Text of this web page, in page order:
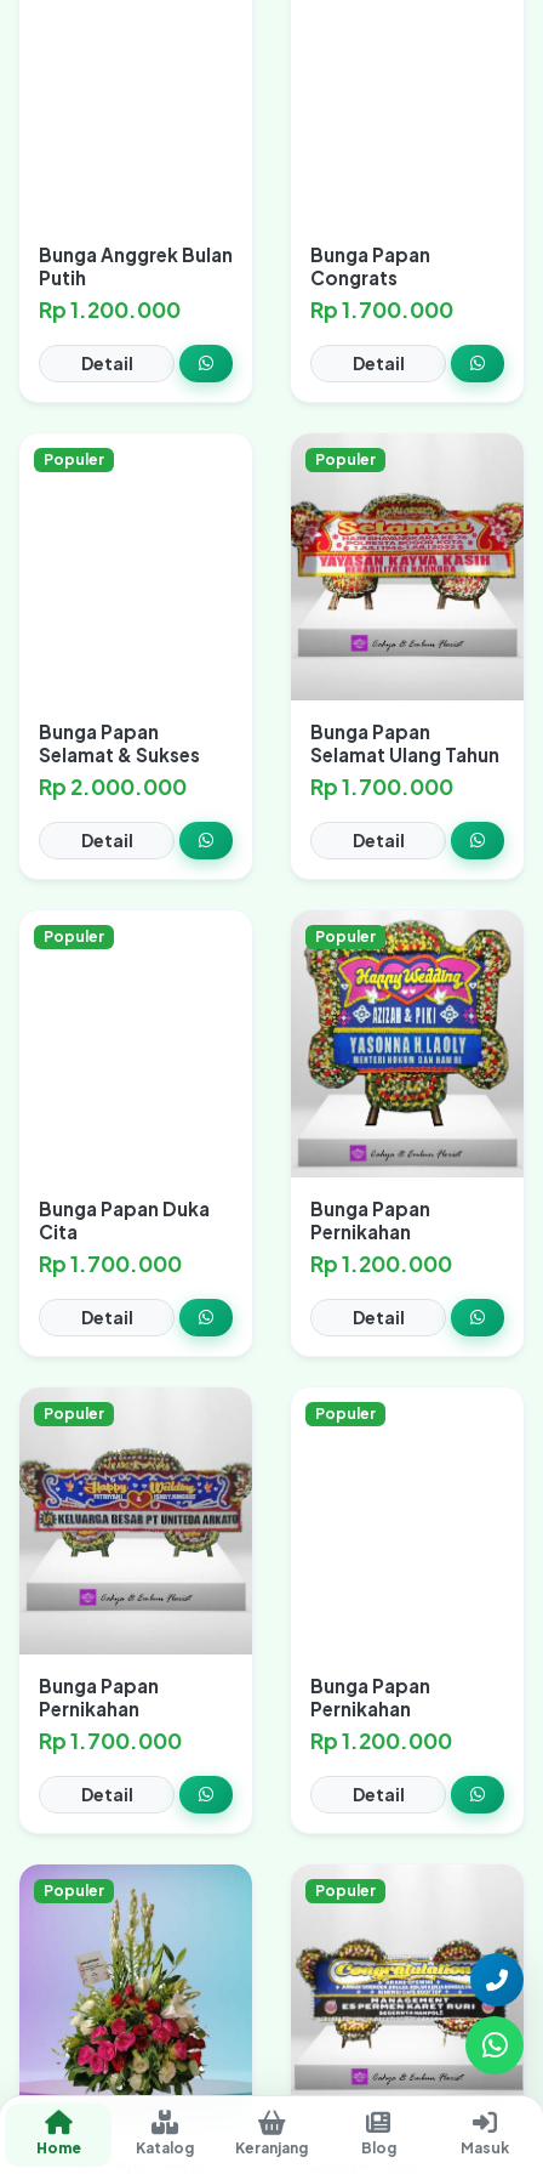
Bunga Anggrek Bulan
Putih
Rp 1.200.000
Detail
Bunga Papan
Congrats
Rp 1.700.000
Detail
Populer
Bunga Papan
Selamat & Sukses
Rp 2.000.000
Detail
Populer
Bunga Papan
Selamat Ulang Tahun
Rp 1.700.000
Detail
Populer
Bunga Papan Duka
Cita
Rp 1.700.000
Detail
Populer
Bunga Papan
Pernikahan
Rp 1.200.000
Detail
Populer
Bunga Papan
Pernikahan
Rp 1.700.000
Detail
Populer
Bunga Papan
Pernikahan
Rp 1.200.000
Detail
Populer
Bunga Meja Mawar
Populer
Bunga Papan
Home Katalog Keranjang Blog Masuk